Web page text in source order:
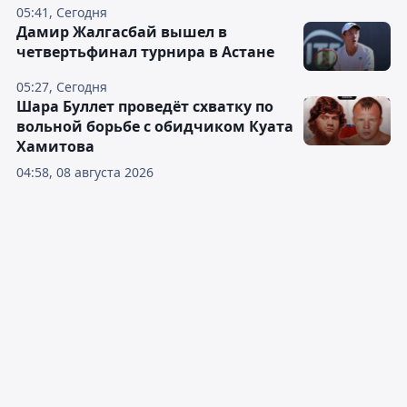
05:41, Сегодня
05:27, Сегодня
Дамир Жалгасбай вышел в
четвертьфинал турнира в Астане
04:58, 08 августа 2026
Шара Буллет проведёт схватку по
вольной борьбе с обидчиком Куата
Хамитова